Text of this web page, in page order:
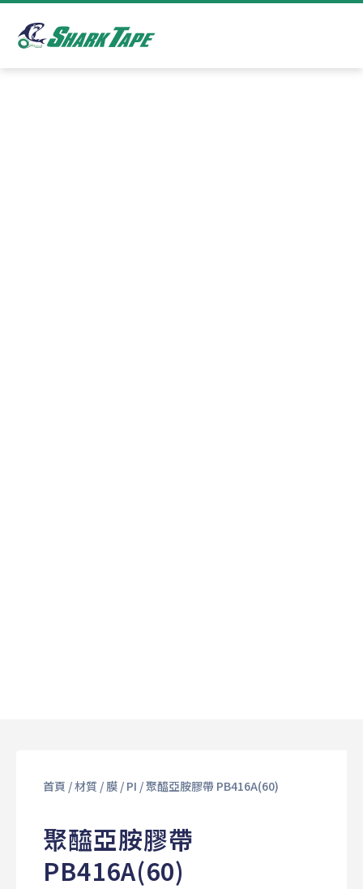
首頁 /材質/ 膜/ PI / 聚醯亞胺膠帶 PB416A(60)
聚醯亞胺膠帶
PB416A(60)